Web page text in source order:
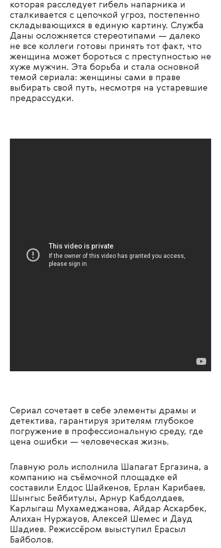
которая расследует гибель напарника и
сталкивается с цепочкой угроз, постепенно
складывающихся в единую картину. Служба
Даны осложняется стереотипами — далеко
не все коллеги готовы принять тот факт, что
женщина может бороться с преступностью не
хуже мужчин. Эта борьба и стала основной
темой сериала: женщины сами в праве
выбирать свой путь, несмотря на устаревшие
предрассудки.
Сериал сочетает в себе элементы драмы и
детектива, гарантируя зрителям глубокое
погружение в профессиональную среду, где
цена ошибки — человеческая жизнь.
Главную роль исполнила Шапагат Ергазина, а
компанию на съёмочной площадке ей
составили Елдос Шайкенов, Ерлан Карибаев,
Шынгыс Бейбитулы, Арнур Кабдолдаев,
Карлыгаш Мухамеджанова, Айдар Аскарбек,
Алихан Нуржауов, Алексей Шемес и Дауд
Шадиев. Режиссёром выыступил Ерасыл
Байболов.